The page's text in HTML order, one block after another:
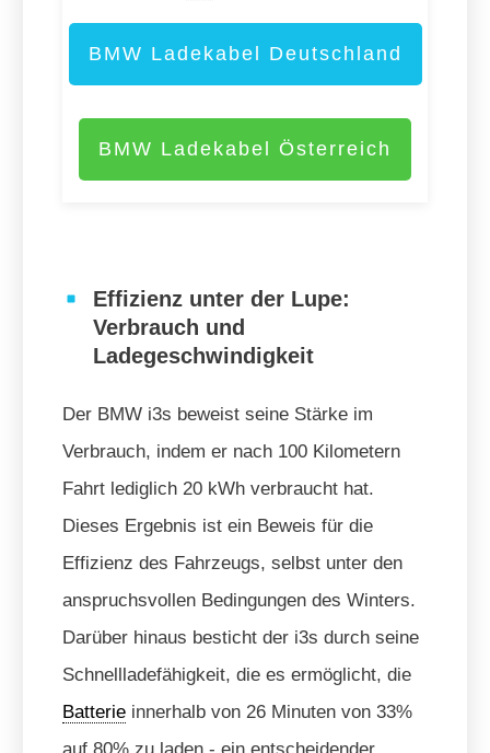
BMW Ladekabel Deutschland
BMW Ladekabel Österreich
Effizienz unter der Lupe:
Verbrauch und
Ladegeschwindigkeit
Der BMW i3s beweist seine Stärke im
Verbrauch, indem er nach 100 Kilometern
Fahrt lediglich 20 kWh verbraucht hat.
Dieses Ergebnis ist ein Beweis für die
Effizienz des Fahrzeugs, selbst unter den
anspruchsvollen Bedingungen des Winters.
Darüber hinaus besticht der i3s durch seine
Schnellladefähigkeit, die es ermöglicht, die
Batterie innerhalb von 26 Minuten von 33%